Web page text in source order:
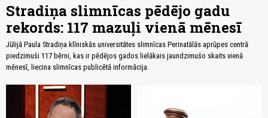
Stradiņa slimnīcas pēdējo gadu
rekords: 117 mazuļi vienā mēnesī
Jūlijā Paula Stradiņa klīniskās universitātes slimnīcas Perinatālās aprūpes centrā
piedzimuši 117 bērni, kas ir pēdējos gados lielākais jaundzimušo skaits vienā
mēnesī, liecina slimnīcas publicētā informācija.